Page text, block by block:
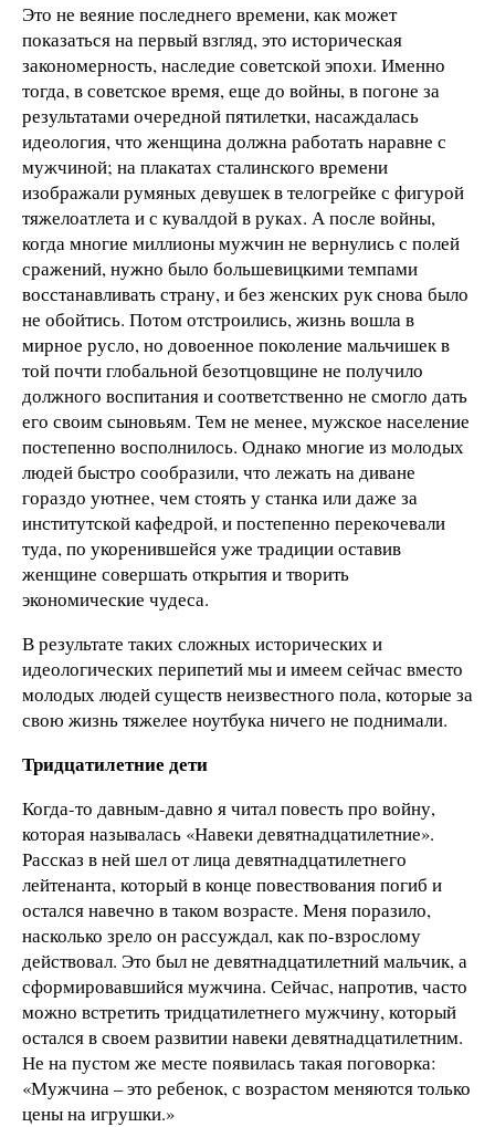
Это не веяние последнего времени, как может
показаться на первый взгляд, это историческая
закономерность, наследие советской эпохи. Именно
тогда, в советское время, еще до войны, в погоне за
результатами очередной пятилетки, насаждалась
идеология, что женщина должна работать наравне с
мужчиной; на плакатах сталинского времени
изображали румяных девушек в телогрейке с фигурой
тяжелоатлета и с кувалдой в руках. А после войны,
когда многие миллионы мужчин не вернулись с полей
сражений, нужно было большевицкими темпами
восстанавливать страну, и без женских рук снова было
не обойтись. Потом отстроились, жизнь вошла в
мирное русло, но довоенное поколение мальчишек в
той почти глобальной безотцовщине не получило
должного воспитания и соответственно не смогло дать
его своим сыновьям. Тем не менее, мужское население
постепенно восполнилось. Однако многие из молодых
людей быстро сообразили, что лежать на диване
гораздо уютнее, чем стоять у станка или даже за
институтской кафедрой, и постепенно перекочевали
туда, по укоренившейся уже традиции оставив
женщине совершать открытия и творить
экономические чудеса.
В результате таких сложных исторических и
идеологических перипетий мы и имеем сейчас вместо
молодых людей существ неизвестного пола, которые за
свою жизнь тяжелее ноутбука ничего не поднимали.
Тридцатилетние дети
Когда-то давным-давно я читал повесть про войну,
которая называлась «Навеки девятнадцатилетние».
Рассказ в ней шел от лица девятнадцатилетнего
лейтенанта, который в конце повествования погиб и
остался навечно в таком возрасте. Меня поразило,
насколько зрело он рассуждал, как по-взрослому
действовал. Это был не девятнадцатилетний мальчик, а
сформировавшийся мужчина. Сейчас, напротив, часто
можно встретить тридцатилетнего мужчину, который
остался в своем развитии навеки девятнадцатилетним.
Не на пустом же месте появилась такая поговорка:
«Мужчина – это ребенок, с возрастом меняются только
цены на игрушки.»